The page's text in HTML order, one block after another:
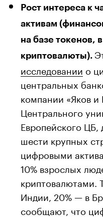
Рост интереса к
активам
на базе токенов,
криптовалюты).
исследовании о
центральных
компании «Яков
Центрального
Европейского ЦБ,
шести крупных
цифровыми
10% взрослых
криптовалютами.
Индии, 20% — в
сообщают, что